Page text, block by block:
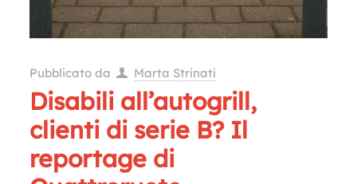
Pubblicato da Marta Strinati
Disabili all’autogrill,
clienti di serie B? Il
reportage di